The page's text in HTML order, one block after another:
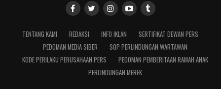
TENTANG KAMI REDAKSI INFO IKLAN
SERTIFIKAT DEWAN PERS
PEDOMAN MEDIA SIBER
SOP PERLINDUNGAN WARTAWAN
KODE PERILAKU PERUSAHAAN PERS
PEDOMAN PEMBERITAAN RAMAH ANAK
PERLINDUNGAN MEREK